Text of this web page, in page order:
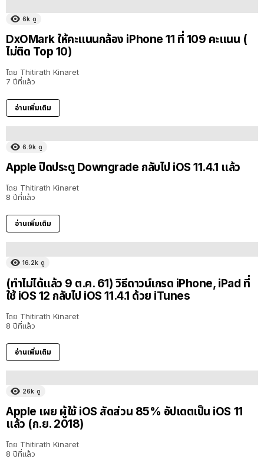
6k ดู
DxOMark ให้คะแนนกล้อง iPhone 11 ที่ 109 คะแนน (
ไม่ติด Top 10)
โดย Thitirath Kinaret
7 ปีที่แล้ว
อ่านเพิ่มเติม
6.9k ดู
Apple ปิดประตู Downgrade กลับไป iOS 11.4.1 แล้ว
โดย Thitirath Kinaret
8 ปีที่แล้ว
อ่านเพิ่มเติม
16.2k ดู
(ทำไม่ได้แล้ว 9 ต.ค. 61) วิธีดาวน์เกรด iPhone, iPad ที่
ใช้ iOS 12 กลับไป iOS 11.4.1 ด้วย iTunes
โดย Thitirath Kinaret
8 ปีที่แล้ว
อ่านเพิ่มเติม
26k ดู
Apple เผย ผู้ใช้ iOS สัดส่วน 85% อัปเดตเป็น iOS 11
แล้ว (ก.ย. 2018)
โดย Thitirath Kinaret
8 ปีที่แล้ว